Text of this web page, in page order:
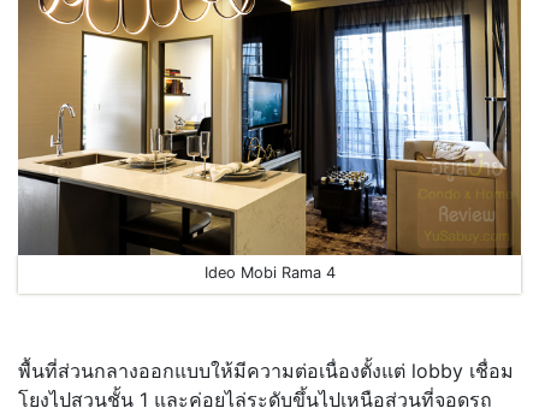
Ideo Mobi Rama 4
พื้นที่ส่วนกลางออกแบบให้มีความต่อเนื่องตั้งแต่ lobby เชื่อม
โยงไปสวนชั้น 1 และค่อยไล่ระดับขึ้นไปเหนือส่วนที่จอดรถ